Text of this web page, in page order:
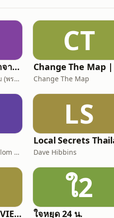
ฟังธรรมจากพระอาจารย์สุชีพ สุธมฺโม (พระกิตติ
พระอาจารย์สุชีพ สุธัมโม (พระกิตติวิมลเมธี)
CT
Change The Map
491/22 Silom Plaza, Silom Rd, Silom, Bang Rak, Bangkok, Thailand, 10500
LS
Dave Hibbins
TALK ABOUT MOVIE-RADIO(Podcast) Official Thailand(เสียงไทย)
ใ2
ใจหยุด 24 น.